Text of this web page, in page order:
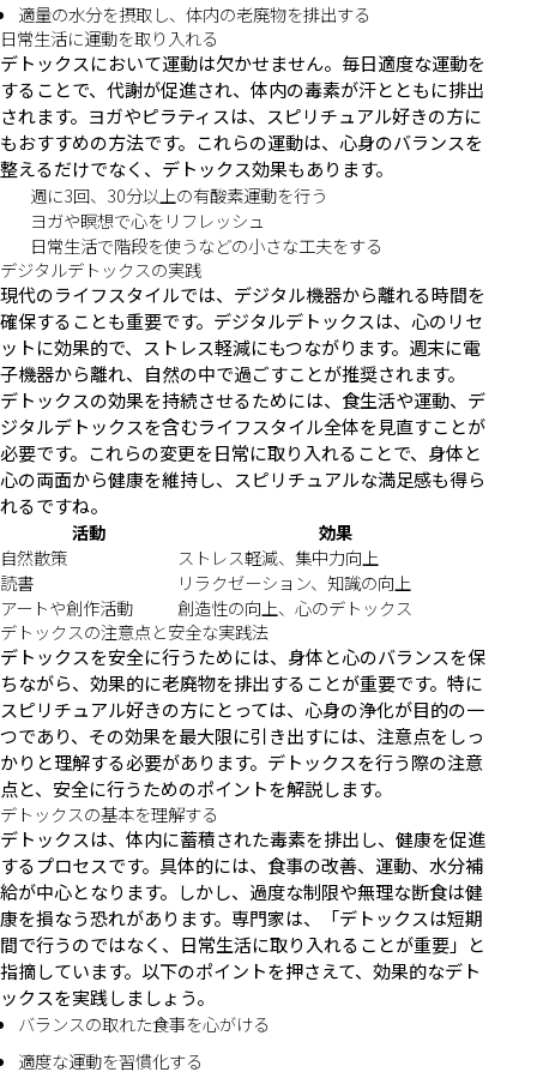
適量の水分を摂取し、体内の老廃物を排出する
日常生活に運動を取り入れる
デトックスにおいて運動は欠かせません。毎日適度な運動を
することで、代謝が促進され、体内の毒素が汗とともに排出
されます。ヨガやピラティスは、スピリチュアル好きの方に
もおすすめの方法です。これらの運動は、心身のバランスを
整えるだけでなく、デトックス効果もあります。
週に3回、30分以上の有酸素運動を行う
ヨガや瞑想で心をリフレッシュ
日常生活で階段を使うなどの小さな工夫をする
デジタルデトックスの実践
現代のライフスタイルでは、デジタル機器から離れる時間を
確保することも重要です。デジタルデトックスは、心のリセ
ットに効果的で、ストレス軽減にもつながります。週末に電
子機器から離れ、自然の中で過ごすことが推奨されます。
デトックスの効果を持続させるためには、食生活や運動、デ
ジタルデトックスを含むライフスタイル全体を見直すことが
必要です。これらの変更を日常に取り入れることで、身体と
心の両面から健康を維持し、スピリチュアルな満足感も得ら
れるですね。
活動
効果
自然散策
ストレス軽減、集中力向上
読書
リラクゼーション、知識の向上
アートや創作活動
創造性の向上、心のデトックス
デトックスの注意点と安全な実践法
デトックスを安全に行うためには、身体と心のバランスを保
ちながら、効果的に老廃物を排出することが重要です。特に
スピリチュアル好きの方にとっては、心身の浄化が目的の一
つであり、その効果を最大限に引き出すには、注意点をしっ
かりと理解する必要があります。デトックスを行う際の注意
点と、安全に行うためのポイントを解説します。
デトックスの基本を理解する
デトックスは、体内に蓄積された毒素を排出し、健康を促進
するプロセスです。具体的には、食事の改善、運動、水分補
給が中心となります。しかし、過度な制限や無理な断食は健
康を損なう恐れがあります。専門家は、「デトックスは短期
間で行うのではなく、日常生活に取り入れることが重要」と
指摘しています。以下のポイントを押さえて、効果的なデト
ックスを実践しましょう。
バランスの取れた食事を心がける
適度な運動を習慣化する